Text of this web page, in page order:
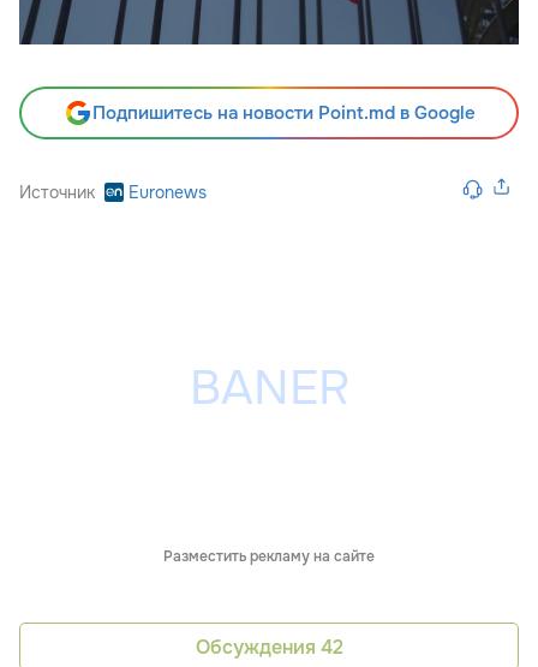
Подпишитесь на новости Point.md в Google
Источник Euronews
Разместить рекламу на сайте
Обсуждения 42